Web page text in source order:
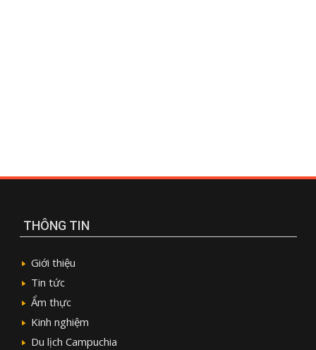
THÔNG TIN
Giới thiệu
Tin tức
Ẩm thực
Kinh nghiệm
Du lịch Campuchia